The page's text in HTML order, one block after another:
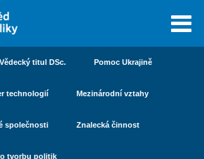
Vědecký titul DSc. Pomoc Ukrajině
technologií Mezinárodní vztahy
společnosti Znalecká činnost
tvorbu politik